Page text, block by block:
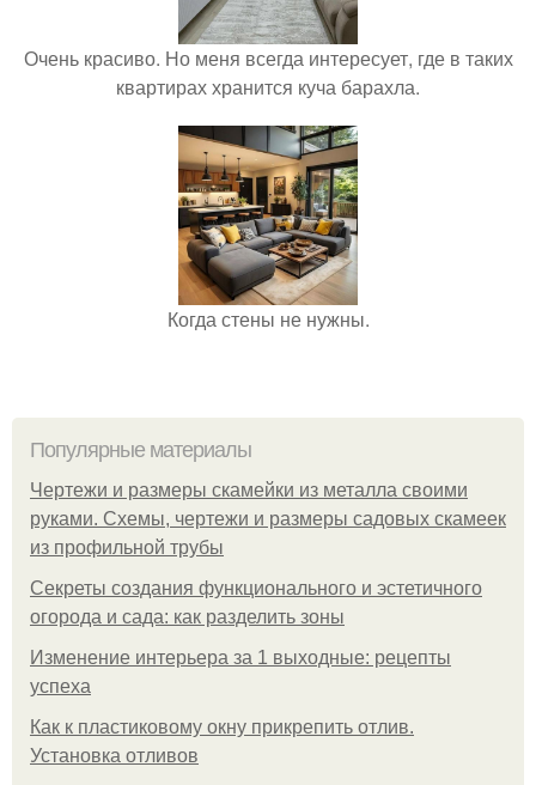
Очень красиво. Но меня всегда интересует, где в таких
квартирах хранится куча барахла.
Когда стены не нужны.
Популярные материалы
Чертежи и размеры скамейки из металла своими
руками. Схемы, чертежи и размеры садовых скамеек
из профильной трубы
Секреты создания функционального и эстетичного
огорода и сада: как разделить зоны
Изменение интерьера за 1 выходные: рецепты
успеха
Как к пластиковому окну прикрепить отлив.
Установка отливов